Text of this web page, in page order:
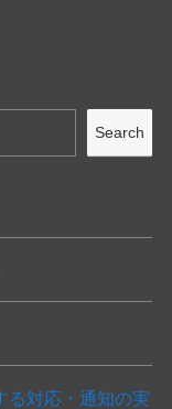
Search
る対応・通知の実